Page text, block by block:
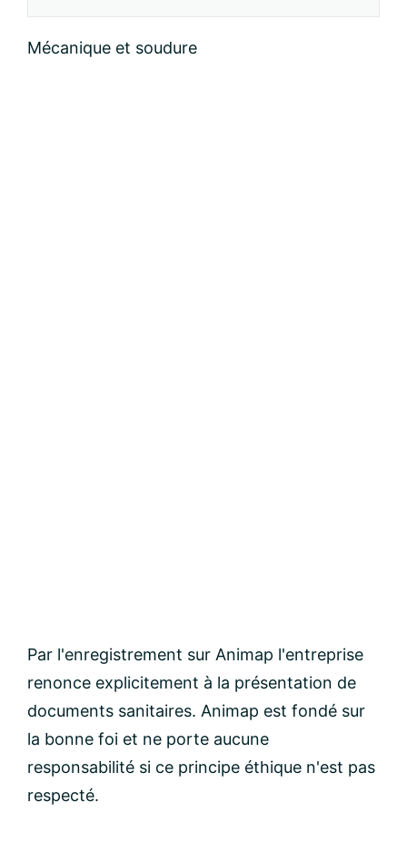
Mécanique et soudure
Par l'enregistrement sur Animap l'entreprise
renonce explicitement à la présentation de
documents sanitaires. Animap est fondé sur
la bonne foi et ne porte aucune
responsabilité si ce principe éthique n'est pas
respecté.